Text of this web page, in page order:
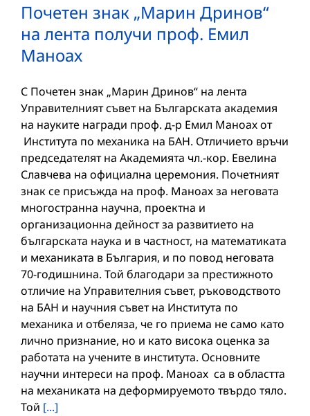
Почетен знак „Марин Дринов“
на лента получи проф. Емил
Маноах
С Почетен знак „Марин Дринов“ на лента
Управителният съвет на Българската академия
на науките награди проф. д-р Емил Маноах от
Института по механика на БАН. Отличието връчи
председателят на Академията чл.-кор. Евелина
Славчева на официална церемония. Почетният
знак се присъжда на проф. Маноах за неговата
многостранна научна, проектна и
организационна дейност за развитието на
българската наука и в частност, на математиката
и механиката в България, и по повод неговата
70-годишнина. Той благодари за престижното
отличие на Управителния съвет, ръководството
на БАН и научния съвет на Института по
механика и отбеляза, че го приема не само като
лично признание, но и като висока оценка за
работата на учените в института. Основните
научни интереси на проф. Маноах са в областта
на механиката на деформируемото твърдо тяло.
Той [...]